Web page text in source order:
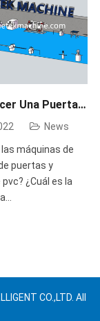
¿Cómo Hacer Una Puerta de Ventana UPVC?
News
máquinas de
puertas y
¿Cuál es la
CO.,LTD. All